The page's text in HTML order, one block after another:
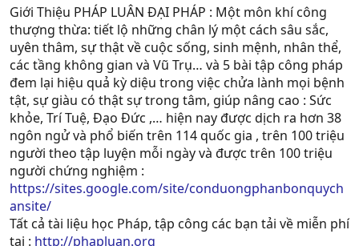
Giới Thiệu PHÁP LUÂN ĐẠI PHÁP : Một môn khí công
thượng thừa: tiết lộ những chân lý một cách sâu sắc,
uyên thâm, sự thật về cuộc sống, sinh mệnh, nhân thể,
các tầng không gian và Vũ Trụ… và 5 bài tập công pháp
đem lại hiệu quả kỳ diệu trong việc chửa lành mọi bệnh
tật, sự giàu có thật sự trong tâm, giúp nâng cao : Sức
khỏe, Trí Tuệ, Ðạo Ðức ,… hiện nay được dịch ra hơn 38
ngôn ngử và phổ biến trên 114 quốc gia , trên 100 triệu
người theo tập luyện mỗi ngày và được trên 100 triệu
người chứng nghiệm :
https://sites.google.com/site/conduongphanbonquych
ansite/
Tất cả tài liệu học Pháp, tập công các bạn tải về miễn phí
tại : http://phapluan.org